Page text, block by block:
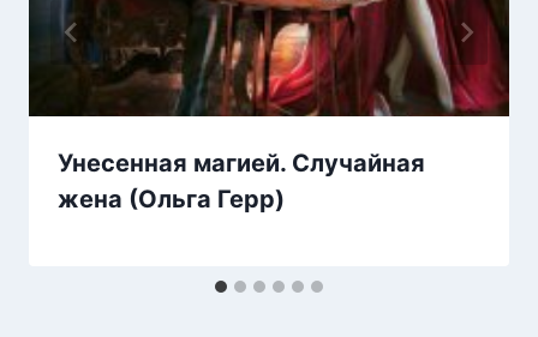
Унесенная магией. Случайная
жена (Ольга Герр)